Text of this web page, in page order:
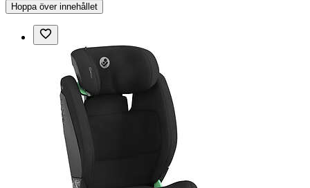
Hoppa över innehållet